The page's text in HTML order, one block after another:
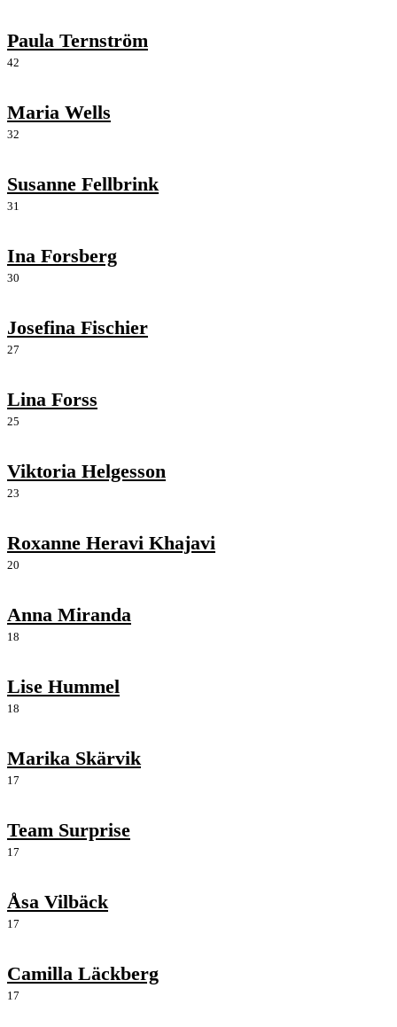
Paula Ternström
42
Maria Wells
32
Susanne Fellbrink
31
Ina Forsberg
30
Josefina Fischier
27
Lina Forss
25
Viktoria Helgesson
23
Roxanne Heravi Khajavi
20
Anna Miranda
18
Lise Hummel
18
Marika Skärvik
17
Team Surprise
17
Åsa Vilbäck
17
Camilla Läckberg
17